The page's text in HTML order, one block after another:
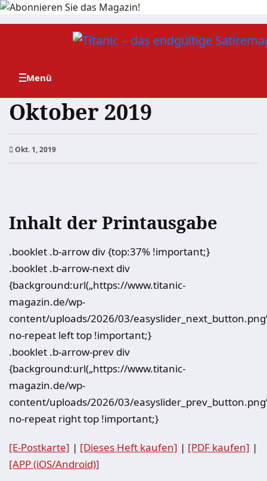
Zum
Oktober 2019
Okt. 1, 2019
Inhalt der Printausgabe
.booklet .b-arrow div {top:37% !important;}
.booklet .b-arrow-next div
{background:url(„https://www.titanic-
magazin.de/wp-
content/uploads/2026/03/
no-repeat left top !important;}
.booklet .b-arrow-prev div
{background:url(„https://www.titanic-
magazin.de/wp-
content/uploads/2026/03/
no-repeat right top !important;}
[E-Postkarte] | [Dieses Heft kaufen] | [PDF kaufen] |
[APP (iOS/Android)]